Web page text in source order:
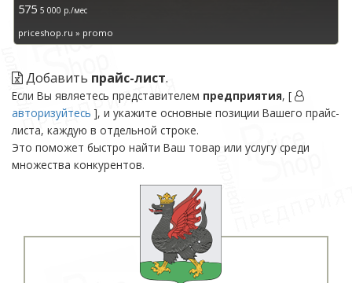
575 5 000 р./мес
priceshop.ru » promo
Добавить прайс-лист.
Если Вы являетесь представителем предприятия, [
авторизуйтесь ], и укажите основные позиции Вашего прайс-
листа, каждую в отдельной строке.
Это поможет быстро найти Ваш товар или услугу среди
множества конкурентов.